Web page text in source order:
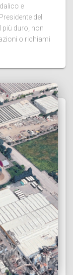
e
del
duro, non
o richiami